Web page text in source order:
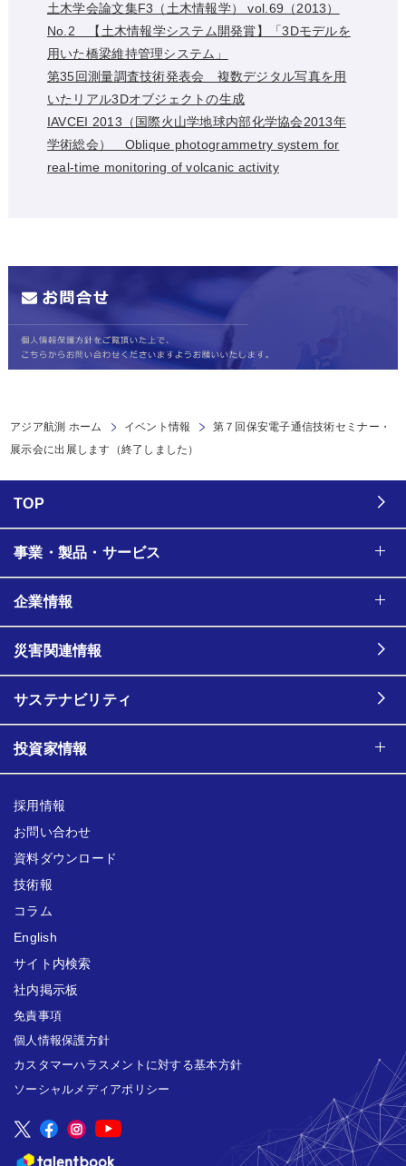
土木学会論文集F3（土木情報学） vol.69（2013）
No.2 【土木情報学システム開発賞】「3Dモデルを
用いた橋梁維持管理システム」
第35回測量調査技術発表会 複数デジタル写真を用
いたリアル3Dオブジェクトの生成
IAVCEI 2013（国際火山学地球内部化学協会2013年
学術総会） Oblique photogrammetry system for
real-time monitoring of volcanic activity
アジア航測 ホーム イベント情報
第７回保安電子通信技術セミナー・
展示会に出展します（終了しました）
TOP
事業・製品・サービス
企業情報
災害関連情報
サステナビリティ
投資家情報
採用情報
お問い合わせ
資料ダウンロード
技術報
コラム
English
サイト内検索
社内掲示板
免責事項
個人情報保護方針
カスタマーハラスメントに対する基本方針
ソーシャルメディアポリシー